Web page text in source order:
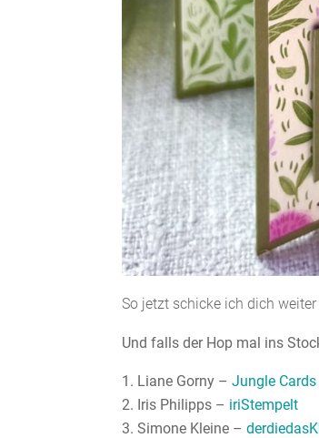
So jetzt schicke ich dich
Und falls der Hop mal ins
Liane Gorny –Jungle Cards
Iris Philipps – iriStempelt
Simone Kleine –